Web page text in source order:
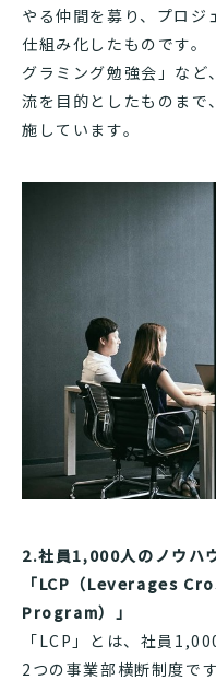
やる仲間を募り、プロジ
仕組み化したものです。
グラミング勉強会」など
流を目的としたものまで
施しています。
2.社員1,000人のノウハ
「LCP（Leverages
Program）」
「LCP」とは、社員
2つの事業部横断制度です